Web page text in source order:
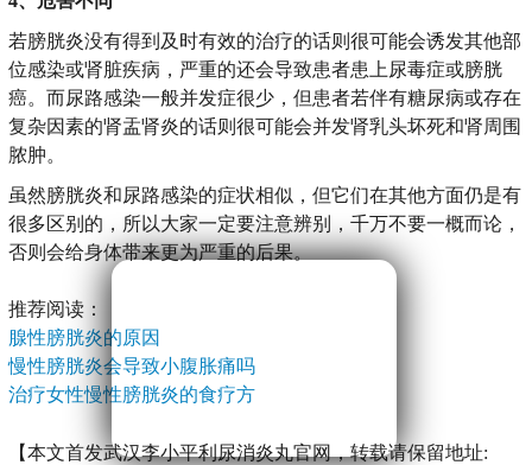
若膀胱炎没有得到及时有效的治疗的话则很可能会诱发其他部
位感染或肾脏疾病，严重的还会导致患者患上尿毒症或膀胱
癌。而尿路感染一般并发症很少，但患者若伴有糖尿病或存在
复杂因素的肾盂肾炎的话则很可能会并发肾乳头坏死和肾周围
脓肿。
虽然膀胱炎和尿路感染的症状相似，但它们在其他方面仍是有
很多区别的，所以大家一定要注意辨别，千万不要一概而论，
否则会给身体带来更为严重的后果。
推荐阅读：
腺性膀胱炎的原因
慢性膀胱炎会导致小腹胀痛吗
治疗女性慢性膀胱炎的食疗方
【本文首发武汉李小平利尿消炎丸官网，转载请保留地址: